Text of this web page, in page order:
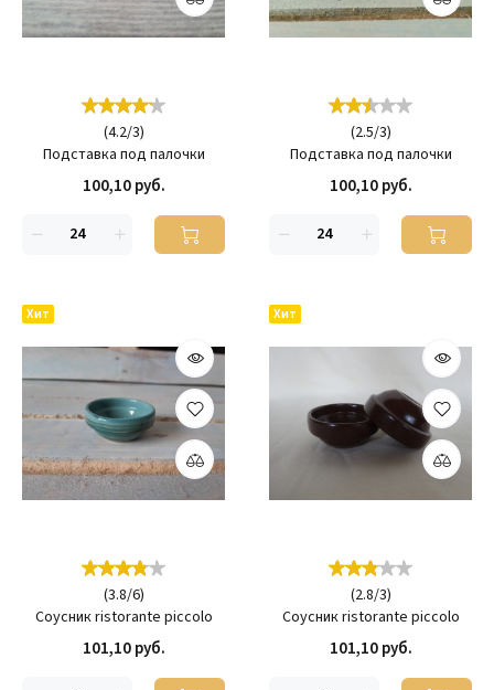
(4.2/3)
Подставка под палочки
100,10 руб.
(2.5/3)
Подставка под палочки
100,10 руб.
Хит
(3.8/6)
Соусник ristorante piccolo
101,10 руб.
Хит
(2.8/3)
Соусник ristorante piccolo
101,10 руб.